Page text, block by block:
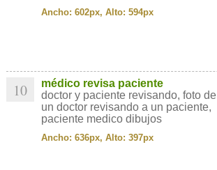
Ancho: 602px, Alto: 594px
10
médico revisa paciente
doctor y paciente revisando, foto de
un doctor revisando a un paciente,
paciente medico dibujos
Ancho: 636px, Alto: 397px